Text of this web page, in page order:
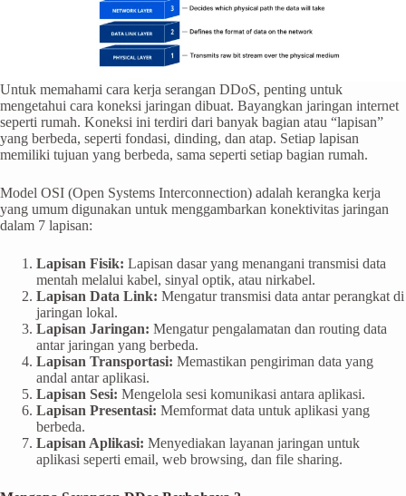
Untuk memahami cara kerja serangan DDoS, penting untuk
mengetahui cara koneksi jaringan dibuat. Bayangkan jaringan internet
seperti rumah. Koneksi ini terdiri dari banyak bagian atau “lapisan”
yang berbeda, seperti fondasi, dinding, dan atap. Setiap lapisan
memiliki tujuan yang berbeda, sama seperti setiap bagian rumah.
Model OSI (Open Systems Interconnection) adalah kerangka kerja
yang umum digunakan untuk menggambarkan konektivitas jaringan
dalam 7 lapisan:
Lapisan Fisik: Lapisan dasar yang menangani transmisi data
mentah melalui kabel, sinyal optik, atau nirkabel.
Lapisan Data Link: Mengatur transmisi data antar perangkat di
jaringan lokal.
Lapisan Jaringan: Mengatur pengalamatan dan routing data
antar jaringan yang berbeda.
Lapisan Transportasi: Memastikan pengiriman data yang
andal antar aplikasi.
Lapisan Sesi: Mengelola sesi komunikasi antara aplikasi.
Lapisan Presentasi: Memformat data untuk aplikasi yang
berbeda.
Lapisan Aplikasi: Menyediakan layanan jaringan untuk
aplikasi seperti email, web browsing, dan file sharing.